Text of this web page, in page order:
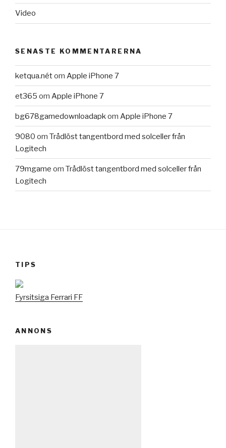
Video
SENASTE KOMMENTARERNA
ketqua.nétom Apple iPhone 7
et365 om Apple iPhone 7
bg678gamedownloadapkom Apple iPhone 7
9080 om Trådlöst tangentbord med solceller från
Logitech
79mgame om Trådlöst tangentbord med solceller från
Logitech
TIPS
Fyrsitsiga Ferrari FF
ANNONS